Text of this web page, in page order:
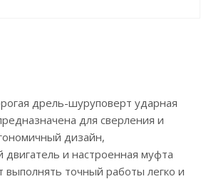
дрель-шуруповерт ударная
для сверления и
дизайн,
и настроенная муфта
выполнять точный работы легко и